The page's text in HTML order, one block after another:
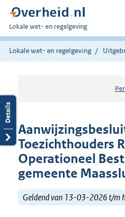
U
bent
hier:
Lokale wet- en regelgeving
Lokale wet- en regelgeving
Toezichthouders
Operationeel
gemeente
Geldend van 13-03-2026 t/m